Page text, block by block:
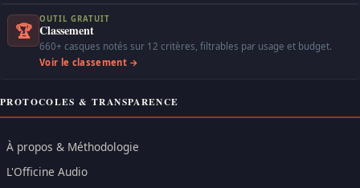
🏆
OUTIL GRATUIT
Classement
660+ casques notés sur 12 critères, filtrables par usage et budget.
Voir le classement →
PROTOCOLES & TRANSPARENCE
À propos & Méthodologie
L'Officine Audio